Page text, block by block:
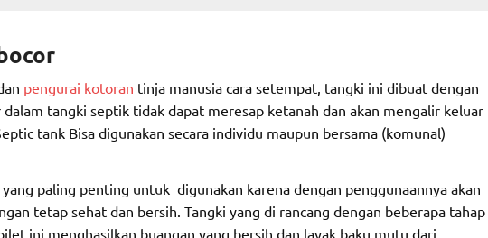
pengurai kotoran tinja manusia cara setempat, tangki ini dibuat dengan
tangki septik tidak dapat meresap ketanah dan akan mengalir keluar
tank Bisa digunakan secara individu maupun bersama (komunal)
paling penting untuk digunakan karena dengan penggunaannya akan
tetap sehat dan bersih. Tangki yang di rancang dengan beberapa tahap
ini menghasilkan buangan yang bersih dan layak baku mutu dari